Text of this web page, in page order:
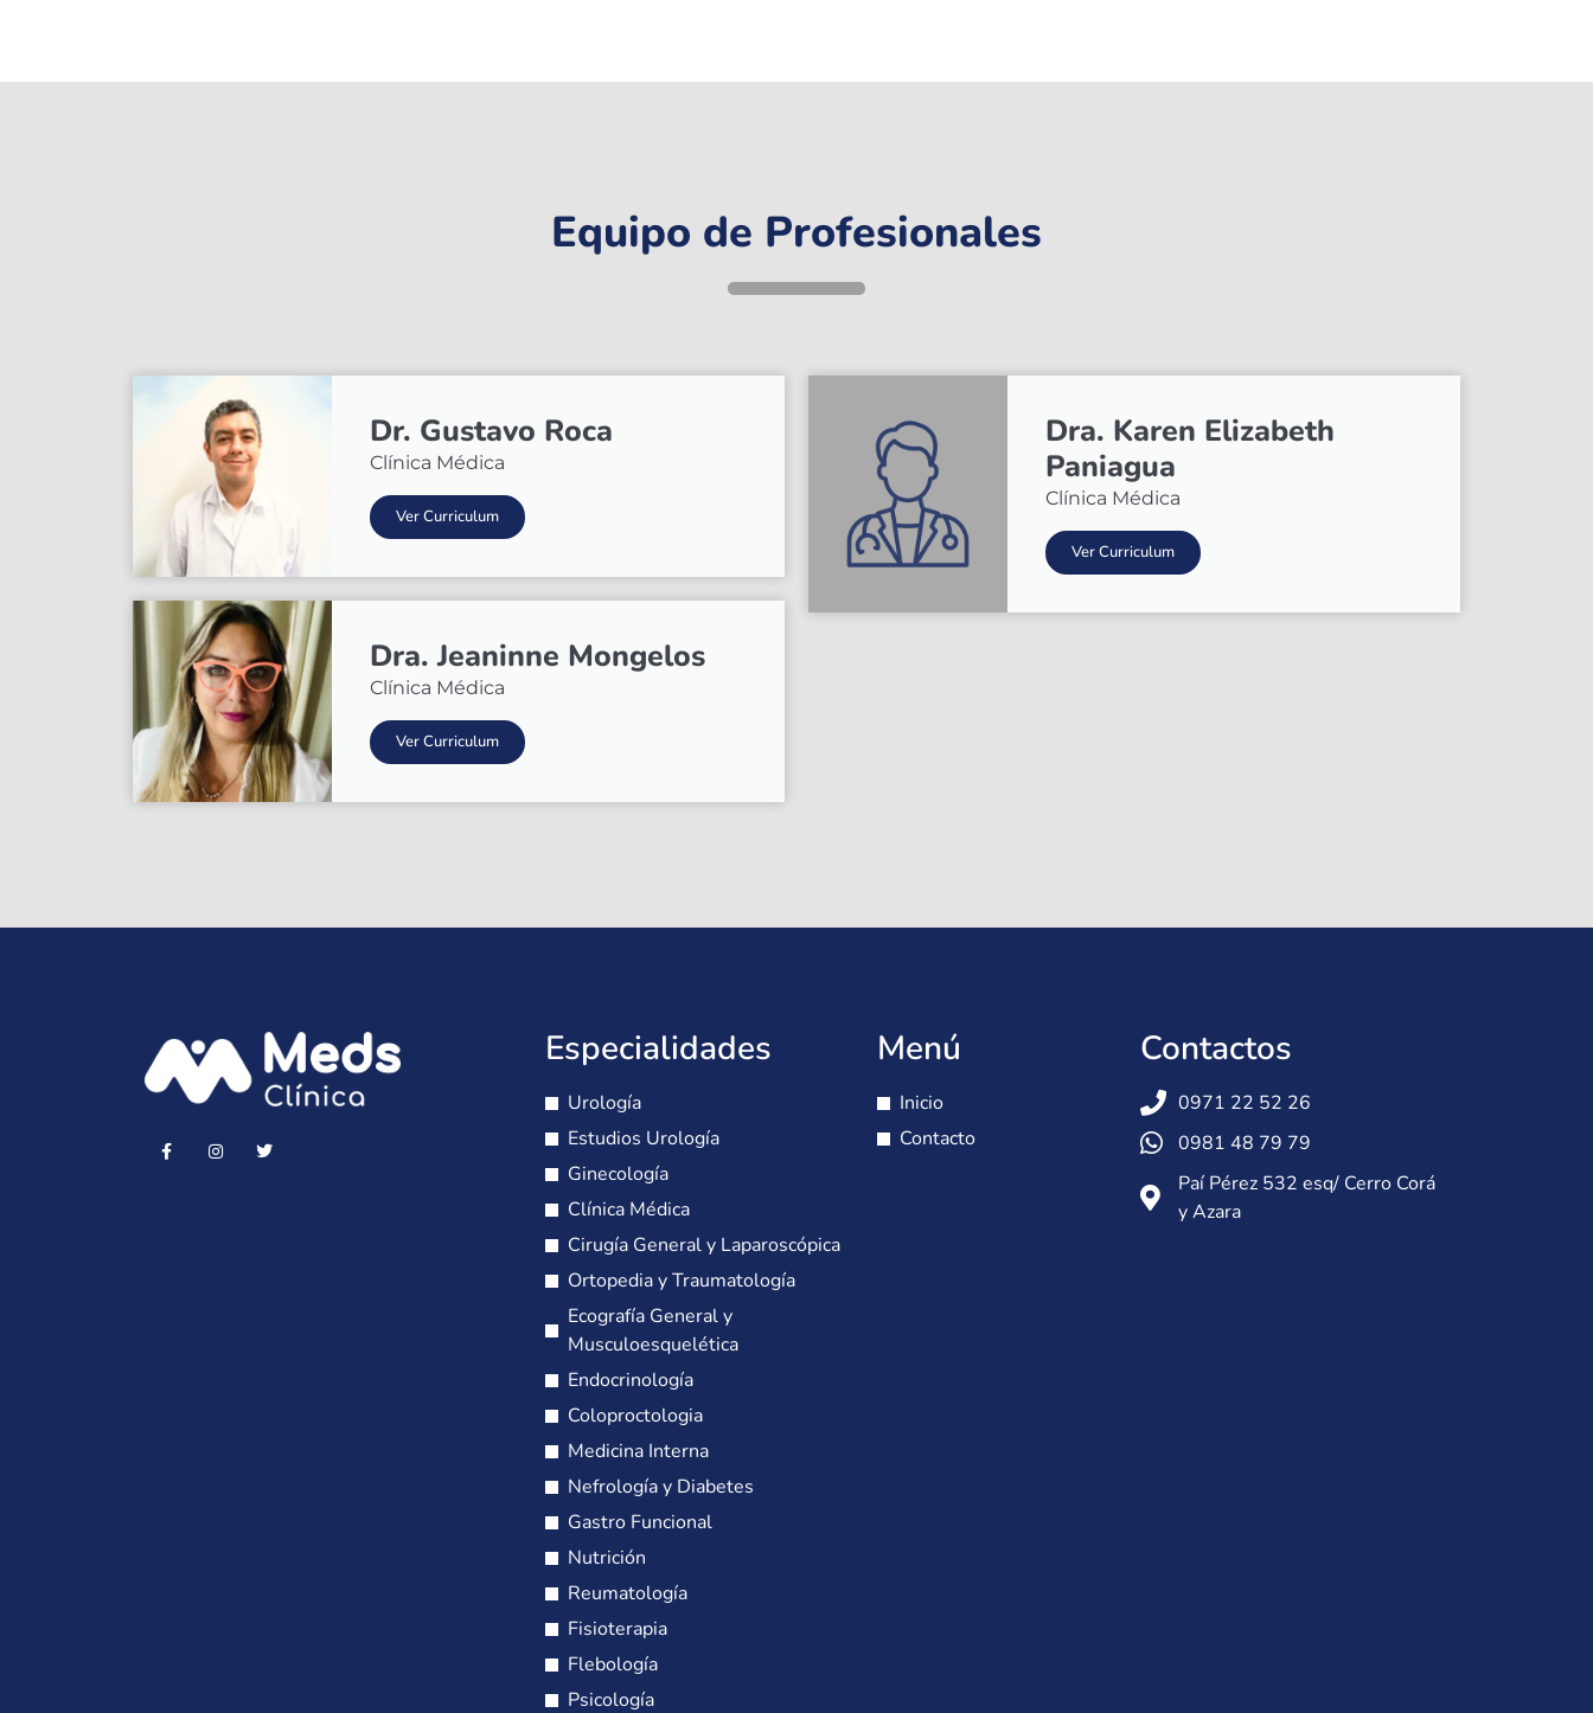
Equipo de Profesionales
Dr. Gustavo Roca
Clínica Médica
Ver Curriculum
Dra. Karen Elizabeth
Paniagua
Clínica Médica
Ver Curriculum
Dra. Jeaninne Mongelos
Clínica Médica
Ver Curriculum
Especialidades
Urología
Estudios Urología
Ginecología
Clínica Médica
Cirugía General y Laparoscópica
Ortopedia y Traumatología
Ecografía General y
Musculoesquelética
Endocrinología
Coloproctologia
Medicina Interna
Nefrología y Diabetes
Gastro Funcional
Nutrición
Reumatología
Fisioterapia
Flebología
Psicología
Menú
Inicio
Contacto
Contactos
0971 22 52 26
0981 48 79 79
Paí Pérez 532 esq/ Cerro Corá
y Azara